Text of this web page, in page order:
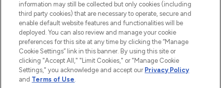
IMPRESSUM
ÜBER LOOKFANTASTIC
information may still be collected but only cookies (including
third party cookies) that are necessary to operate, secure and
enable default website features and functionalities will be
deployed. You can also review and manage your cookie
preferences for this site at any time by clicking the “Manage
Cookie Settings” link in this banner. By using this site or
clicking "Accept All," "Limit Cookies," or "Manage Cookie
Settings," you acknowledge and accept our Privacy Policy
and Terms of Use.